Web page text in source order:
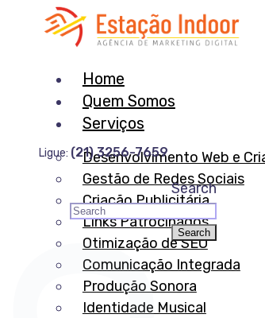
Home
Quem Somos
Serviços
Desenvolvimento Web e
Gestão de Redes Sociais
Criação Publicitária
Links Patrocinados
Otimização de SEO
Comunicação Integrada
Produção Sonora
Identidade Musical
Ligue: (21) 3256-7659
Search